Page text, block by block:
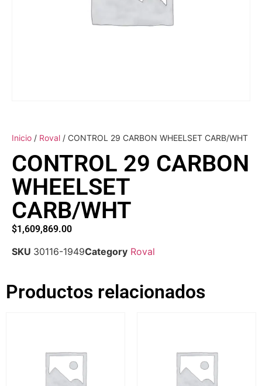
Inicio / Roval / CONTROL 29 CARBON WHEELSET CARB/WHT
CONTROL 29 CARBON
WHEELSET
CARB/WHT
$1,609,869.00
SKU 30116-1949Category Roval
Productos relacionados